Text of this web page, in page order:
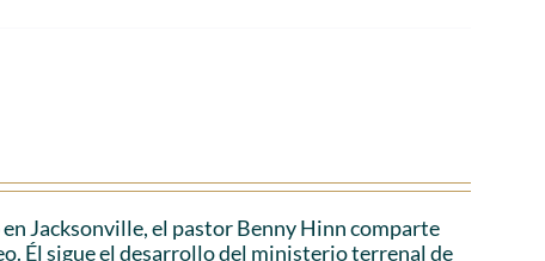
Jacksonville, el pastor Benny Hinn comparte
Él sigue el desarrollo del ministerio terrenal de